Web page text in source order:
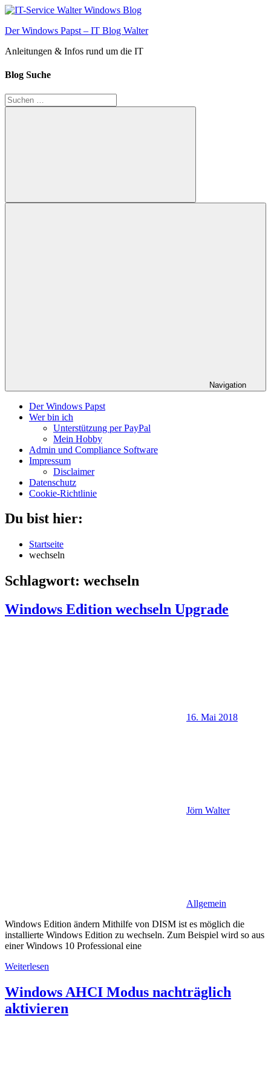
Zum
springen
Der Windows Papst – IT Blog Walter
Anleitungen & Infos rund um die IT
Blog Suche
Suchen
nach:
Suchen
Navigation
Der Windows Papst
Wer bin ich
Unterstützung per PayPal
Mein Hobby
Admin und Compliance Software
Impressum
Disclaimer
Datenschutz
Cookie-Richtlinie
Du bist hier:
Startseite
wechseln
Schlagwort: wechseln
Windows Edition wechseln Upgrade
16. Mai 2018
Jörn Walter
Allgemein
Windows Edition ändern Mithilfe von DISM ist es möglich die
installierte Windows Edition zu wechseln. Zum Beispiel wird so aus
einer Windows 10 Professional eine
Weiterlesen
Windows AHCI Modus nachträglich
aktivieren